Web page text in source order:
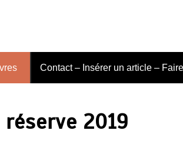
Contact – Insérer un article –
2019